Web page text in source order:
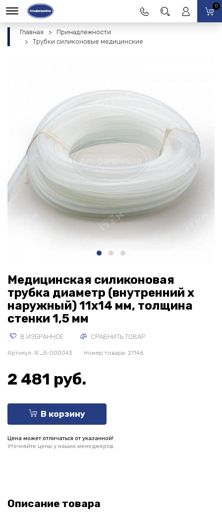
0
Главная
Принадлежности
Трубки силиконовые медицинские
Медицинская силиконовая
трубка диаметр (внутренний х
наружный) 11х14 мм, толщина
стенки 1,5 мм
В ИЗБРАННОЕ СРАВНИТЬ ТОВАР
Артикул: IK_5-000043 Номер товара: 21146
2 481 руб.
В корзину
Цена может отличаться от указанной!
Уточняйте цены у наших менеджеров.
Описание товара